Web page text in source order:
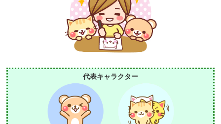
代表キャラクター